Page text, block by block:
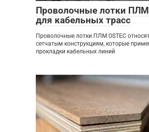
Проволочные лотки ПЛМ
для кабельных трасс
Проволочные лотки ПЛМ OSTEC
сетчатым конструкциям, которые
прокладки кабельных линий